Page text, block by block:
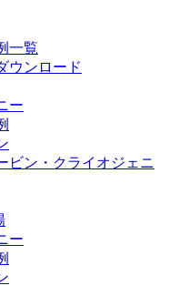
一覧
ウンロード
ー
ビン・クライオジェニ
ー